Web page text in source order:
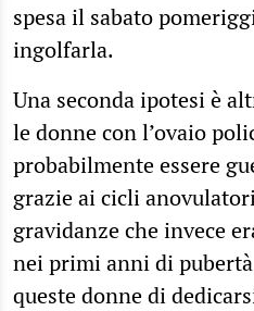
spesa il sabato
ingolfarla.
Una seconda ipotesi è
le donne con l’ovaio
probabilmente essere
grazie ai cicli
gravidanze che invece
nei primi anni di
queste donne di